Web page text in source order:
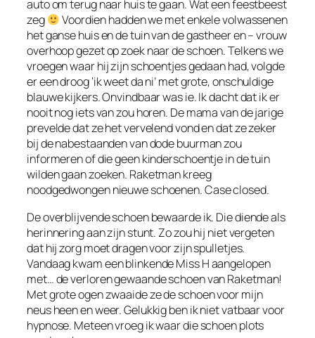
auto om terug naar huis te gaan. Wat een feestbeest
zeg
Voordien hadden we met enkele volwassenen
het ganse huis en de tuin van de gastheer en – vrouw
overhoop gezet op zoek naar de schoen. Telkens we
vroegen waar hij zijn schoentjes gedaan had, volgde
er een droog ‘ik weet da ni’ met grote, onschuldige
blauwe kijkers. Onvindbaar was ie. Ik dacht dat ik er
nooit nog iets van zou horen. De mama van de jarige
prevelde dat ze het vervelend vond en dat ze zeker
bij de nabestaanden van dode buurman zou
informeren of die geen kinderschoentje in de tuin
wilden gaan zoeken. Raketman kreeg
noodgedwongen nieuwe schoenen. Case closed.
De overblijvende schoen bewaarde ik. Die diende als
herinnering aan zijn stunt. Zo zou hij niet vergeten
dat hij zorg moet dragen voor zijn spulletjes.
Vandaag kwam een blinkende Miss H aangelopen
met… de verloren gewaande schoen van Raketman!
Met grote ogen zwaaide ze de schoen voor mijn
neus heen en weer. Gelukkig ben ik niet vatbaar voor
hypnose. Meteen vroeg ik waar die schoen plots